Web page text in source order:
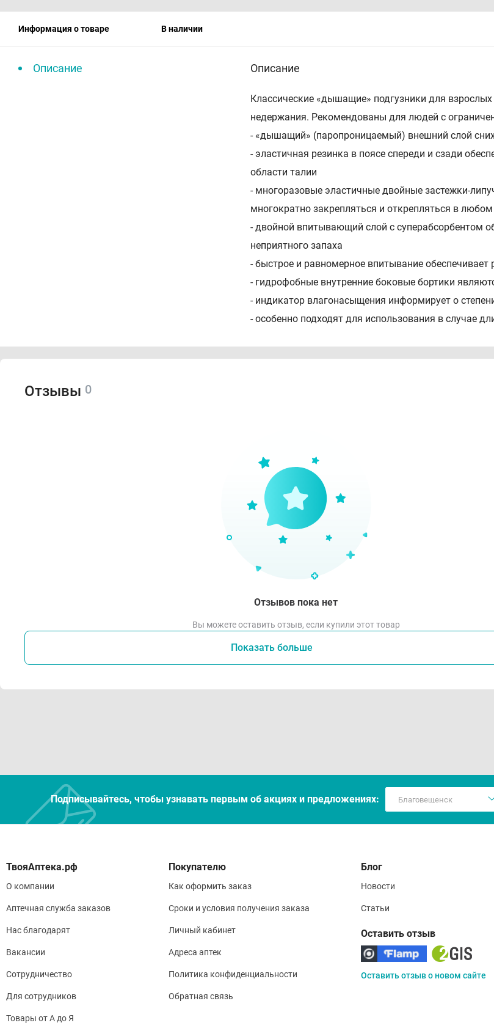
Информация о товаре В наличии
Описание Описание
Классические «дышащие» подгузники для
недержания. Рекомендованы для людей с
- «дышащий» (паропроницаемый) внешний слой
- эластичная резинка в поясе спереди и сзади
области талии
- многоразовые эластичные двойные застежки-
многократно закрепляться и открепляться в
- двойной впитывающий слой с суперабсорбентом
неприятного запаха
- быстрое и равномерное впитывание
- гидрофобные внутренние боковые бортики
- индикатор влагонасыщения информирует о
- особенно подходят для использования в случае
Отзывы 0
Отзывов пока нет
Вы можете оставить отзыв, если купили этот товар
Показать больше
Подписывайтесь, чтобы узнавать первым об акцияx и предложениях:
О компании
Аптечная служба заказов
Нас благодарят
Вакансии
Сотрудничество
Для сотрудников
Товары от А до Я
Покупателю
Как оформить заказ
Сроки и условия получения заказа
Личный кабинет
Адреса аптек
Политика конфиденциальности
Обратная связь
Блог
Новости
Статьи
Оставить отзыв
Оставить отзыв о новом сайте